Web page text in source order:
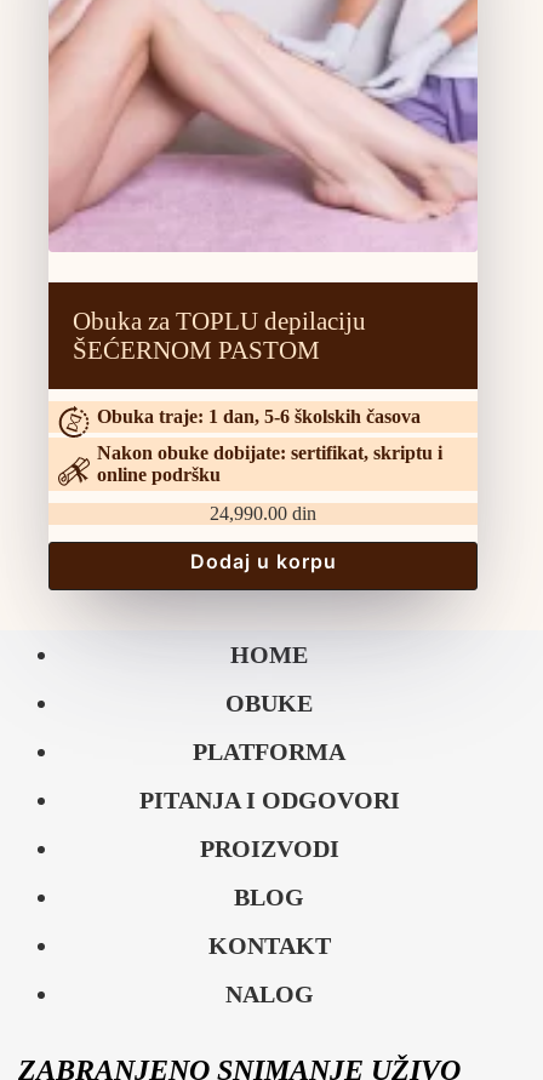
Obuka za TOPLU depilaciju
ŠEĆERNOM PASTOM
Obuka traje: 1 dan, 5-6 školskih časova
Nakon obuke dobijate: sertifikat, skriptu i
online podršku
24,990.00din
Dodaj u korpu
HOME
OBUKE
PLATFORMA
PITANJA I ODGOVORI
PROIZVODI
BLOG
KONTAKT
NALOG
ZABRANJENO SNIMANJE UŽIVO